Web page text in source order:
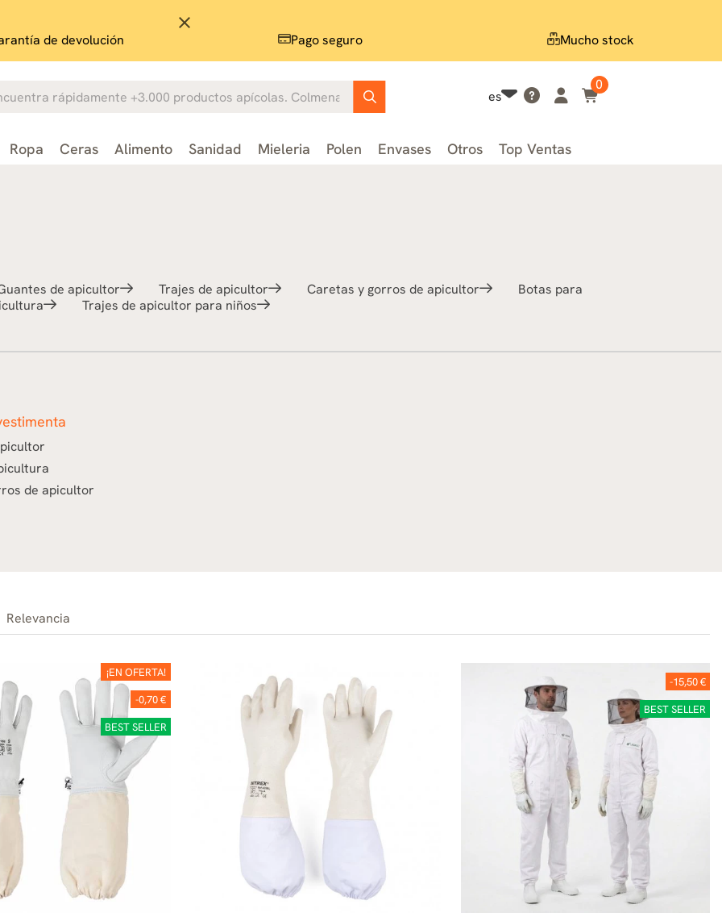
close
de devolución Pago seguro Mucho stock
es
0
Ropa Ceras Alimento Sanidad Mieleria Polen Envases Otros Top Ventas
de apicultor Trajes de apicultor Caretas y gorros de apicultor
Botas para
Trajes de apicultor para niños
de apicultor
Relevancia
¡EN OFERTA!
-0,70 €
BEST SELLER
-15,50 €
BEST SELLER